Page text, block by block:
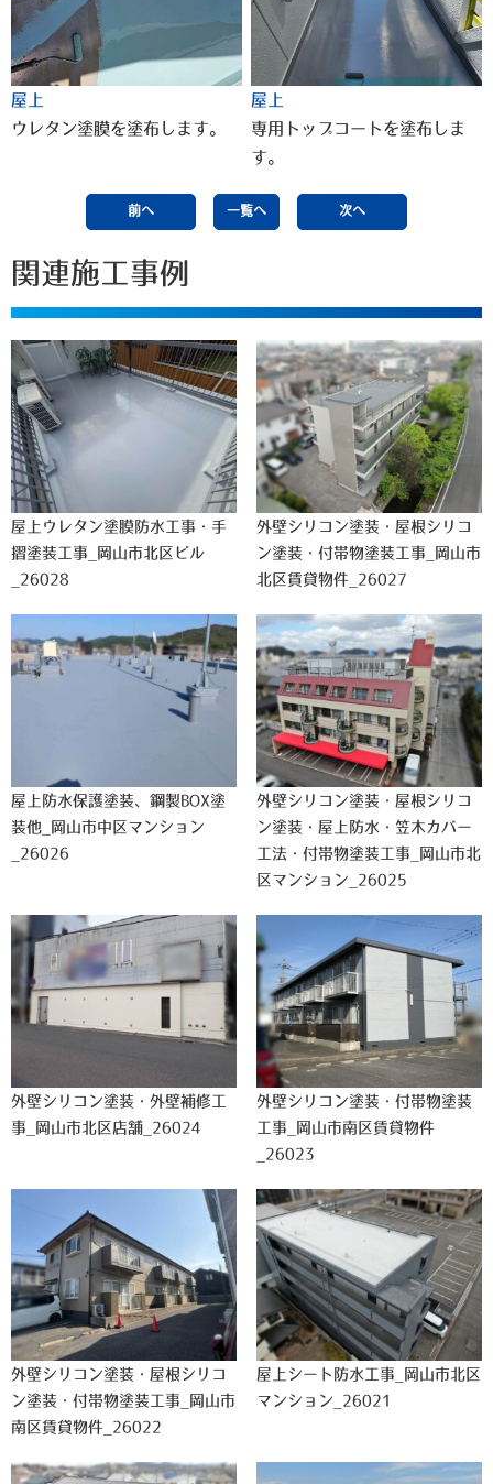
屋上
ウレタン塗膜を塗布します。
屋上
専用トップコートを塗布しま
す。
前へ 一覧へ 次へ
関連施工事例
屋上ウレタン塗膜防水工事・手
摺塗装工事_岡山市北区ビル
_26028
外壁シリコン塗装・屋根シリコ
ン塗装・付帯物塗装工事_岡山市
北区賃貸物件_26027
屋上防水保護塗装、鋼製BOX塗
装他_岡山市中区マンション
_26026
外壁シリコン塗装・屋根シリコ
ン塗装・屋上防水・笠木カバー
工法・付帯物塗装工事_岡山市北
区マンション_26025
外壁シリコン塗装・外壁補修工
事_岡山市北区店舗_26024
外壁シリコン塗装・付帯物塗装
工事_岡山市南区賃貸物件
_26023
外壁シリコン塗装・屋根シリコ
ン塗装・付帯物塗装工事_岡山市
南区賃貸物件_26022
屋上シート防水工事_岡山市北区
マンション_26021